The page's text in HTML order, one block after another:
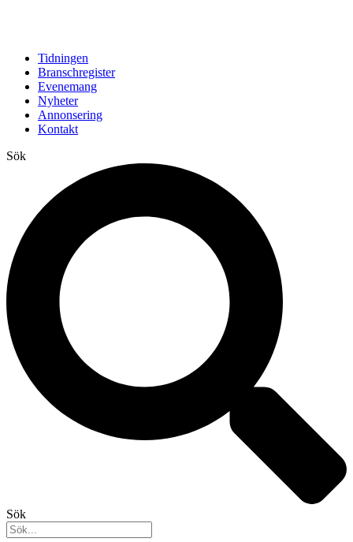
Tidningen
Branschregister
Evenemang
Nyheter
Annonsering
Kontakt
Sök
Sök